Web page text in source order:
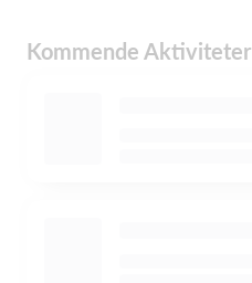
Kommende Aktiviteter